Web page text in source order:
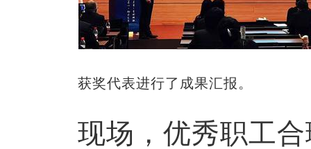
获奖代表进行了成果汇报。
现场，优秀职工合